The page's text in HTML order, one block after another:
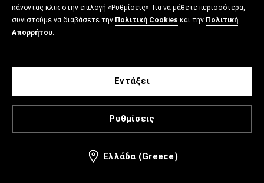
κάνοντας κλικ στην επιλογή «Ρυθμίσεις». Για να μάθετε περισσότερα,
συνιστούμε να διαβάσετε την Πολιτική Cookies και την Πολιτική
Απορρήτου.
Ρυθμίσεις
Εντάξει
Ελλάδα (Greece)